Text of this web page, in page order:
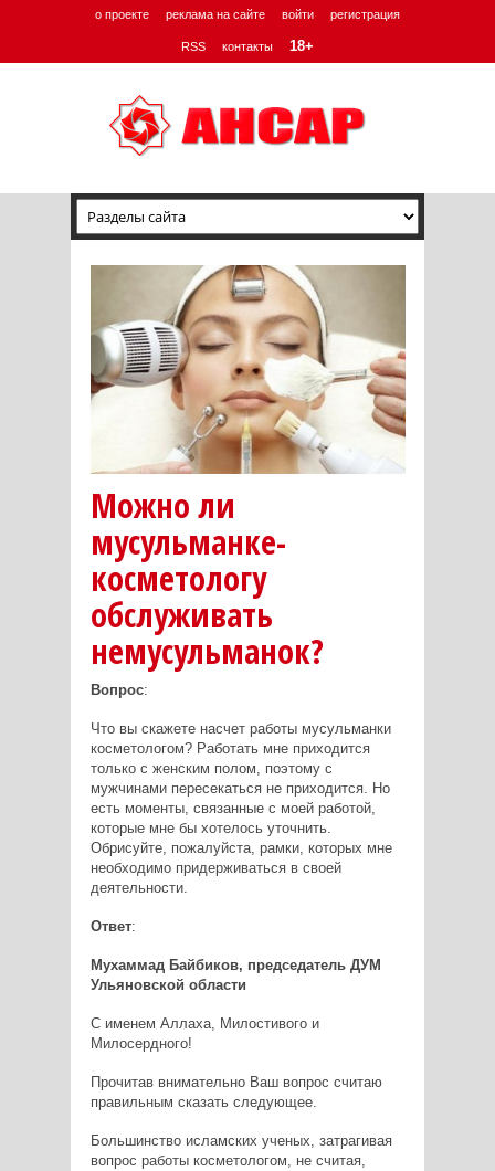
о проекте реклама на сайте войти регистрация
RSS контакты 18+
Можно ли
мусульманке-
косметологу
обслуживать
немусульманок?
Вопрос:
Что вы скажете насчет работы мусульманки
косметологом? Работать мне приходится
только с женским полом, поэтому с
мужчинами пересекаться не приходится. Но
есть моменты, связанные с моей работой,
которые мне бы хотелось уточнить.
Обрисуйте, пожалуйста, рамки, которых мне
необходимо придерживаться в своей
деятельности.
Ответ:
Мухаммад Байбиков, председатель ДУМ
Ульяновской области
С именем Аллаха, Милостивого и
Милосердного!
Прочитав внимательно Ваш вопрос считаю
правильным сказать следующее.
Большинство исламских ученых, затрагивая
вопрос работы косметологом, не считая,